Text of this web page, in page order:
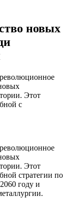
новых
Этот
с
Этот
стратегии по
году и